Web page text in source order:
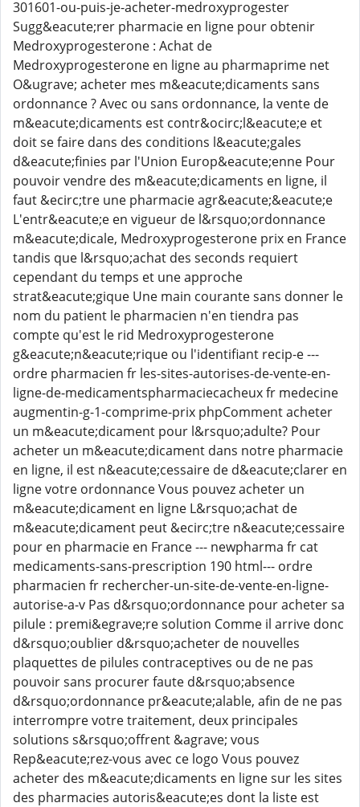
301601-ou-puis-je-acheter-medroxyprogester
Sugg&eacute;rer pharmacie en ligne pour obtenir
Medroxyprogesterone : Achat de
Medroxyprogesterone en ligne au pharmaprime net
O&ugrave; acheter mes m&eacute;dicaments sans
ordonnance ? Avec ou sans ordonnance, la vente de
m&eacute;dicaments est contr&ocirc;l&eacute;e et
doit se faire dans des conditions l&eacute;gales
d&eacute;finies par l'Union Europ&eacute;enne Pour
pouvoir vendre des m&eacute;dicaments en ligne, il
faut &ecirc;tre une pharmacie agr&eacute;&eacute;e
L'entr&eacute;e en vigueur de l&rsquo;ordonnance
m&eacute;dicale, Medroxyprogesterone prix en France
tandis que l&rsquo;achat des seconds requiert
cependant du temps et une approche
strat&eacute;gique Une main courante sans donner le
nom du patient le pharmacien n'en tiendra pas
compte qu'est le rid Medroxyprogesterone
g&eacute;n&eacute;rique ou l'identifiant recip-e ---
ordre pharmacien fr les-sites-autorises-de-vente-en-
ligne-de-medicamentspharmaciecacheux fr medecine
augmentin-g-1-comprime-prix phpComment acheter
un m&eacute;dicament pour l&rsquo;adulte? Pour
acheter un m&eacute;dicament dans notre pharmacie
en ligne, il est n&eacute;cessaire de d&eacute;clarer en
ligne votre ordonnance Vous pouvez acheter un
m&eacute;dicament en ligne L&rsquo;achat de
m&eacute;dicament peut &ecirc;tre n&eacute;cessaire
pour en pharmacie en France --- newpharma fr cat
medicaments-sans-prescription 190 html--- ordre
pharmacien fr rechercher-un-site-de-vente-en-ligne-
autorise-a-v Pas d&rsquo;ordonnance pour acheter sa
pilule : premi&egrave;re solution Comme il arrive donc
d&rsquo;oublier d&rsquo;acheter de nouvelles
plaquettes de pilules contraceptives ou de ne pas
pouvoir sans procurer faute d&rsquo;absence
d&rsquo;ordonnance pr&eacute;alable, afin de ne pas
interrompre votre traitement, deux principales
solutions s&rsquo;offrent &agrave; vous
Rep&eacute;rez-vous avec ce logo Vous pouvez
acheter des m&eacute;dicaments en ligne sur les sites
des pharmacies autoris&eacute;es dont la liste est